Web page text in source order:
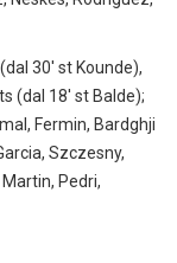
30′ st Kounde),
(dal 18′ st Balde);
Fermin, Bardghji
Szczesny,
Pedri,